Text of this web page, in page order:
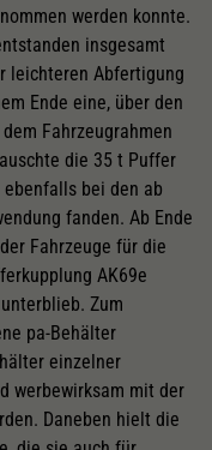
werden konnte.
insgesamt
leichteren Abfertigung
Ende eine, über den
Fahrzeugrahmen
die 35 t Puffer
bei den ab
fanden. Ab Ende
Fahrzeuge für die
AK69e
Zum
pa-Behälter
einzelner
werbewirksam mit der
Daneben hielt die